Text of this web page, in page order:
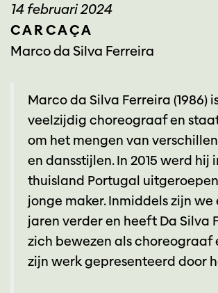
14 februari 2024
C A R C A Ç A
Marco da Silva Ferreira
Marco da Silva Ferreira (1986)
veelzijdig choreograaf en
om het mengen van
en dansstijlen. In 2015 werd hij
thuisland Portugal
jonge maker. Inmiddels zijn
jaren verder en heeft Da Silva
zich bewezen als choreograaf
zijn werk gepresenteerd door